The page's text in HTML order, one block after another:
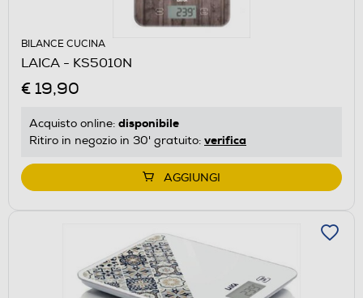
BILANCE CUCINA
LAICA - KS5010N
€ 19,90
Acquisto online: disponibile
Ritiro in negozio in 30' gratuito: verifica
AGGIUNGI